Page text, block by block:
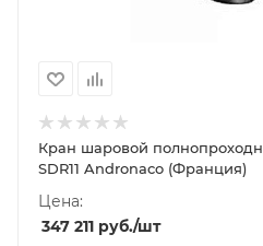
Кран шаровой
SDR11 Andronaco (Франция)
Цена:
347 211 руб./шт